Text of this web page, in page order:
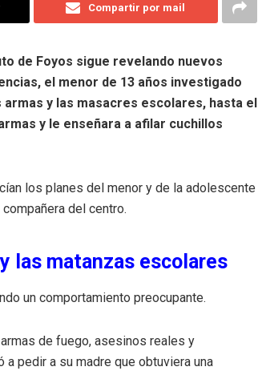
Compartir por mail
de Foyos sigue revelando nuevos
el menor de 13 años investigado
y las masacres escolares, hasta el
y le enseñara a afilar cuchillos
los planes del menor y de la adolescente
del centro.
las matanzas escolares
un comportamiento preocupante.
de fuego, asesinos reales y
pedir a su madre que obtuviera una